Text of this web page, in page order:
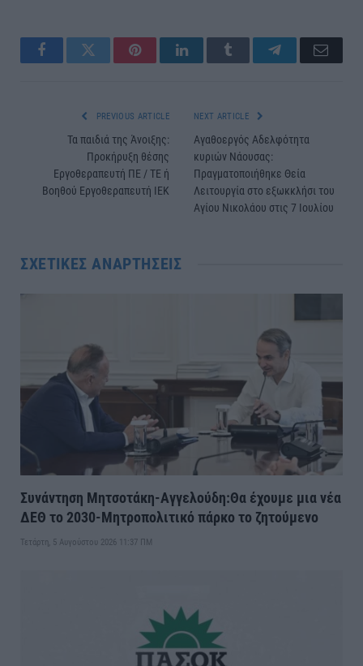
FacebookTwitter PinterestLinkedInTumblr TelegramEmail
PREVIOUS ARTICLE
Τα παιδιά της Άνοιξης:
Προκήρυξη θέσης
Εργοθεραπευτή ΠΕ / ΤΕ ή
Βοηθού Εργοθεραπευτή ΙΕΚ
NEXT ARTICLE
Αγαθοεργός Αδελφότητα
κυριών Νάουσας:
Πραγματοποιήθηκε Θεία
Λειτουργία στο εξωκκλήσι του
Αγίου Νικολάου στις 7 Ιουλίου
ΣΧΕΤΙΚΈΣ ΑΝΑΡΤΉΣΕΙΣ
Συνάντηση Μητσοτάκη-Αγγελούδη:Θα έχουμε μια νέα
ΔΕΘ το 2030-Μητροπολιτικό πάρκο το ζητούμενο
Τετάρτη, 5 Αυγούστου 2026 11:37 ΠΜ